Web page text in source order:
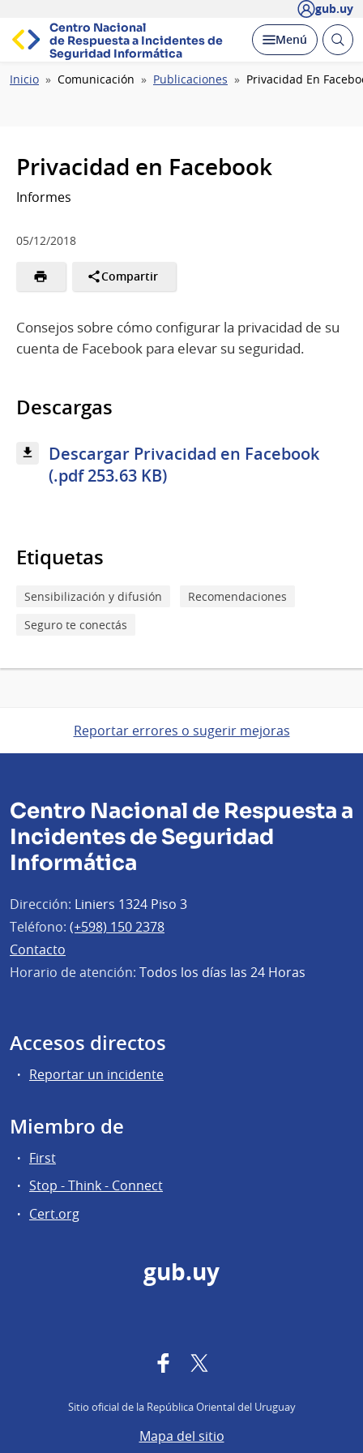
gub.uy
Centro Nacional
de Respuesta a Incidentesde
Seguridad Informática
Desplegar
Menú Abrir
Ruta
Inicio Comunicación Publicaciones Privacidad En
Privacidad en Facebook
Informes
05/12/2018
Compartir
Consejos sobre cómo configurar la privacidad de su
cuenta de Facebook para elevar su seguridad.
Descargas
Descargar Privacidad en Facebook
(.pdf 253.63 KB)
Etiquetas
Sensibilización y difusión
Recomendaciones
Seguro te conectás
Reportar errores o sugerir mejoras
Centro Nacional de Respuesta a
Incidentes de Seguridad
Informática
Dirección: Liniers 1324 Piso 3
Teléfono: (+598) 150 2378
Contacto
Horario de atención: Todos los días las 24 Horas
Accesos directos
Reportar un incidente
Miembro de
First
Stop - Think - Connect
Cert.org
gub.uy
Facebook
Sitio oficial de la República Oriental del Uruguay
Mapa del sitio